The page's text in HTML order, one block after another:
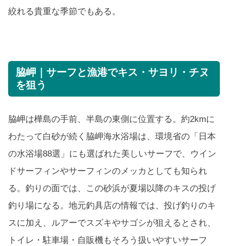
絞れる貴重な季節でもある。
脇岬｜サーフと漁港でキス・サヨリ・チヌ
を狙う
脇岬は樺島の手前、半島の東側に位置する。約2kmに
わたって白砂が続く脇岬海水浴場は、環境省の「日本
の水浴場88選」にも選ばれた美しいサーフで、ウイン
ドサーフィンやサーフィンのメッカとしても知られ
る。釣りの面では、この砂浜が夏場以降のキスの投げ
釣り場になる。地元釣具店の情報では、投げ釣りのキ
スに加え、ルアーでスズキやサゴシが狙えるとされ、
トイレ・駐車場・自販機もそろう扱いやすいサーフ